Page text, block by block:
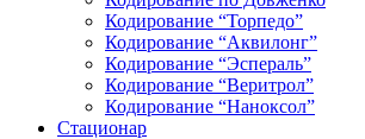
Кодирование “Торпедо”
Кодирование “Аквилонг”
Кодирование “Эспераль”
Кодирование “Веритрол”
Кодирование “Наноксол”
Стационар